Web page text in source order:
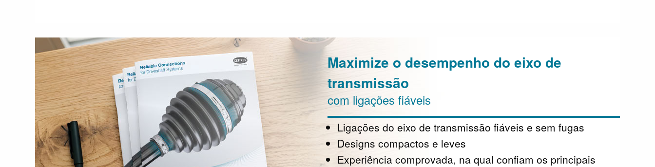
Maximize o desempenho do eixo de
transmissão
com ligações fiáveis
Ligações do eixo de transmissão fiáveis e sem fugas
Designs compactos e leves
Experiência comprovada, na qual confiam os principais